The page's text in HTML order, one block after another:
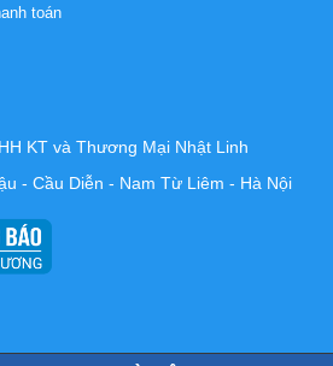
toán
KT và Thương Mại Nhật Linh
- Cầu Diễn - Nam Từ Liêm - Hà Nội